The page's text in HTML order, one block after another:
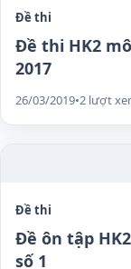
Đề thi
Đề thi HK2
2017
26/03/2019•2 lượt
Đề thi
Đề ôn tập
số 1